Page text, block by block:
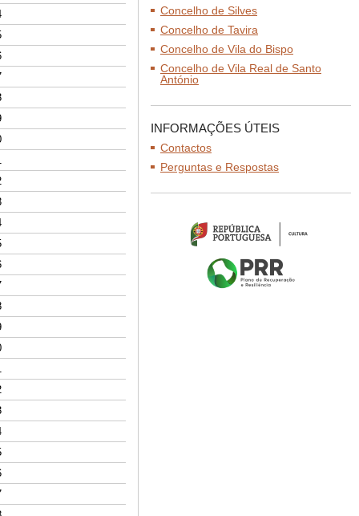
Concelho de Silves
Concelho de Tavira
Concelho de Vila do Bispo
Concelho de Vila Real de Santo
António
INFORMAÇÕES ÚTEIS
Contactos
Perguntas e Respostas